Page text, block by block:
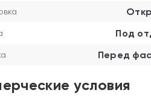
Под
Перед
условия